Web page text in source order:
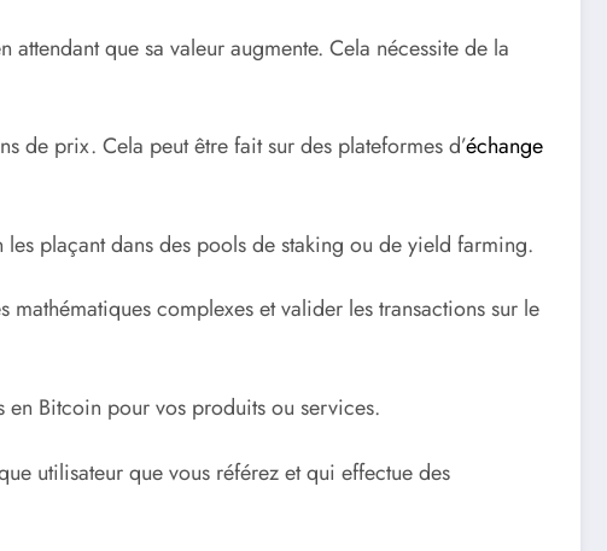
que sa valeur augmente. Cela nécessite de la
de prix. Cela peut être fait sur des plateformes d’échange
plaçant dans des pools de staking ou de yield farming.
complexes et valider les transactions sur le
en Bitcoin pour vos produits ou services.
utilisateur que vous référez et qui effectue des